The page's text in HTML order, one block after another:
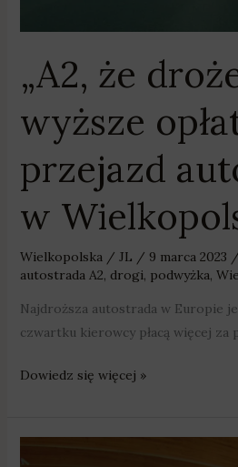
„A2, że
wyższe
przejazd
w
Wielkopolska/ JL / 9 marca 2023 /
autostrada A2, drogi, podwyżka,
Najdroższa autostrada w Europie
czwartku kierowcy płacą więcej za
w
Wielkopolsce
Dowiedz się więcej »